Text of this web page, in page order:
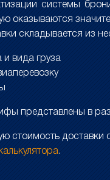
системы
оказываются
складывается из
вида груза
представлены в
стоимость
.